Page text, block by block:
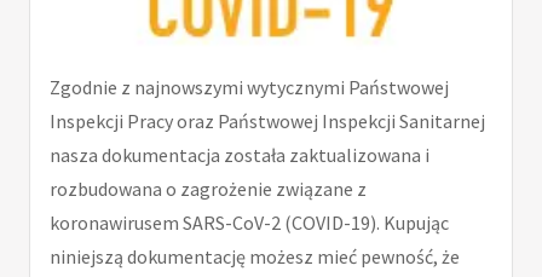
Zgodnie z najnowszymi wytycznymi Państwowej
Inspekcji Pracy oraz Państwowej Inspekcji Sanitarnej
nasza dokumentacja została zaktualizowana i
rozbudowana o zagrożenie związane z
koronawirusem SARS-CoV-2 (COVID-19). Kupując
niniejszą dokumentację możesz mieć pewność, że